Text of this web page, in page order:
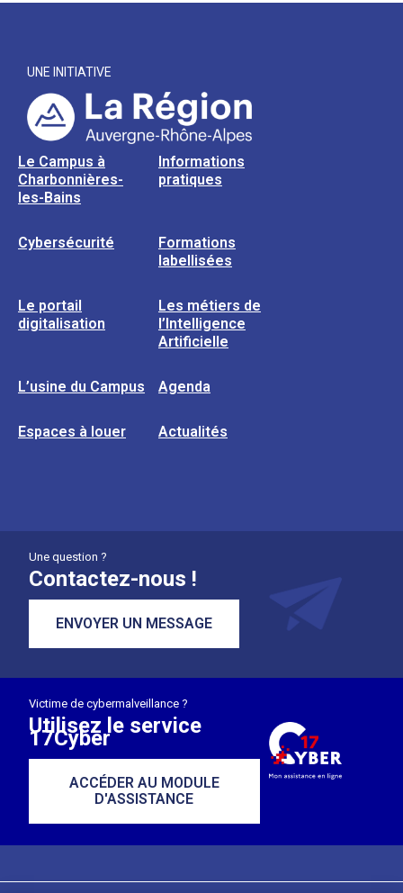
UNE INITIATIVE
Le Campus à
Charbonnières-
les-Bains
Informations
pratiques
Cybersécurité
Formations
labellisées
Le portail
digitalisation
Les métiers de
l’Intelligence
Artificielle
L’usine du Campus Agenda
Espaces à louer Actualités
Une question ?
Contactez-nous !
ENVOYER UN MESSAGE
Victime de cybermalveillance ?
Utilisez le service
17Cyber
ACCÉDER AU MODULE
D'ASSISTANCE